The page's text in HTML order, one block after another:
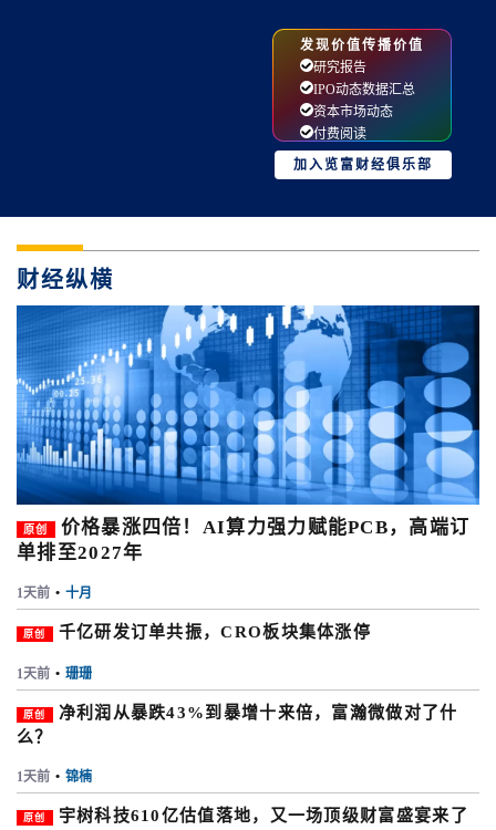
发现价值传播价值
研究报告
IPO动态数据汇总
资本市场动态
付费阅读
加入览富财经俱乐部
财经纵横
原创
价格暴涨四倍！AI算力强力赋能PCB，高端订
单排至2027年
1天前 • 十月
原创 千亿研发订单共振，CRO板块集体涨停
1天前 • 珊珊
原创
净利润从暴跌43%到暴增十来倍，富瀚微做对了什
么？
1天前 • 锦楠
原创 宇树科技610亿估值落地，又一场顶级财富盛宴来了